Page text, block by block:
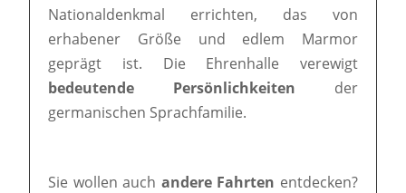
Nationaldenkmal errichten, das von
erhabener Größe und edlem Marmor
geprägt ist. Die Ehrenhalle verewigt
bedeutende Persönlichkeiten der
germanischen Sprachfamilie.
Sie wollen auch andere Fahrten entdecken?